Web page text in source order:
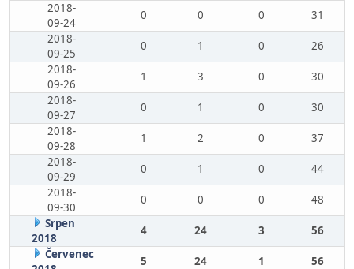
2018-
09-24
0 0 0
31
2018-
09-25
0 1 0
26
2018-
09-26
1 3 0
30
2018-
09-27
0 1 0
30
2018-
09-28
1 2 0
37
2018-
09-29
0 1 0
44
2018-
09-30
0 0 0
48
Srpen
2018
4 24 3
56
Červenec
5 24 1
56